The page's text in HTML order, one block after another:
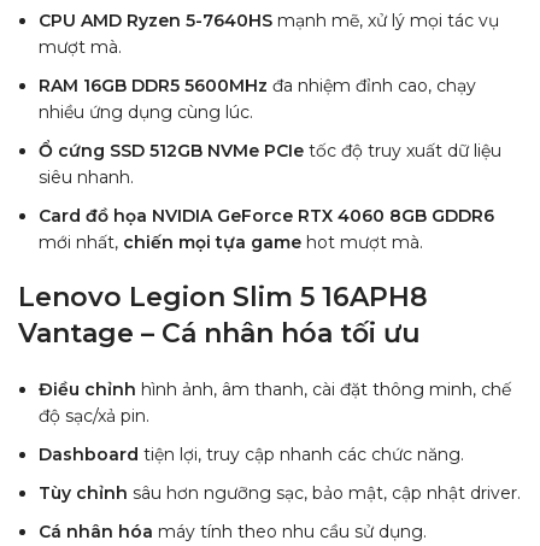
CPU AMD Ryzen 5-7640HS mạnh mẽ, xử lý mọi tác vụ
mượt mà.
RAM 16GB DDR5 5600MHz đa nhiệm đỉnh cao, chạy
nhiều ứng dụng cùng lúc.
Ổ cứng SSD 512GB NVMe PCIe tốc độ truy xuất dữ liệu
siêu nhanh.
Card đồ họa NVIDIA GeForce RTX 4060 8GB GDDR6
mới nhất, chiến mọi tựa game hot mượt mà.
Lenovo Legion Slim 5 16APH8
Vantage – Cá nhân hóa tối ưu
Điều chỉnh hình ảnh, âm thanh, cài đặt thông minh, chế
độ sạc/xả pin.
Dashboard tiện lợi, truy cập nhanh các chức năng.
Tùy chỉnh sâu hơn ngưỡng sạc, bảo mật, cập nhật driver.
Cá nhân hóa máy tính theo nhu cầu sử dụng.